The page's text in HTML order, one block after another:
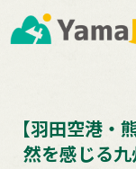
【羽田空港・
然を感じる